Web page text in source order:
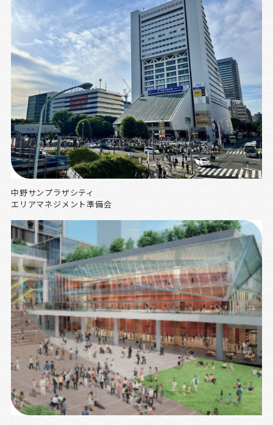
中野サンプラザシティ
エリアマネジメント準備会